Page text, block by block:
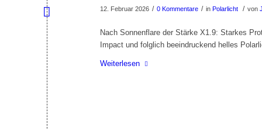
12. Februar 2026 / 0 Kommentare / in Polarlicht / von
Nach Sonnenflare der Stärke X1.9: Starkes
Impact und folglich beeindruckend helles
Weiterlesen